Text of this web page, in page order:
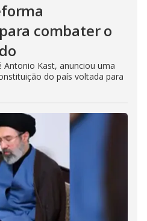
combater o
Antonio Kast, anunciou uma
do país voltada para